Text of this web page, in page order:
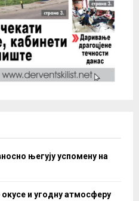
његују успомену на
окусе и угодну атмосферу